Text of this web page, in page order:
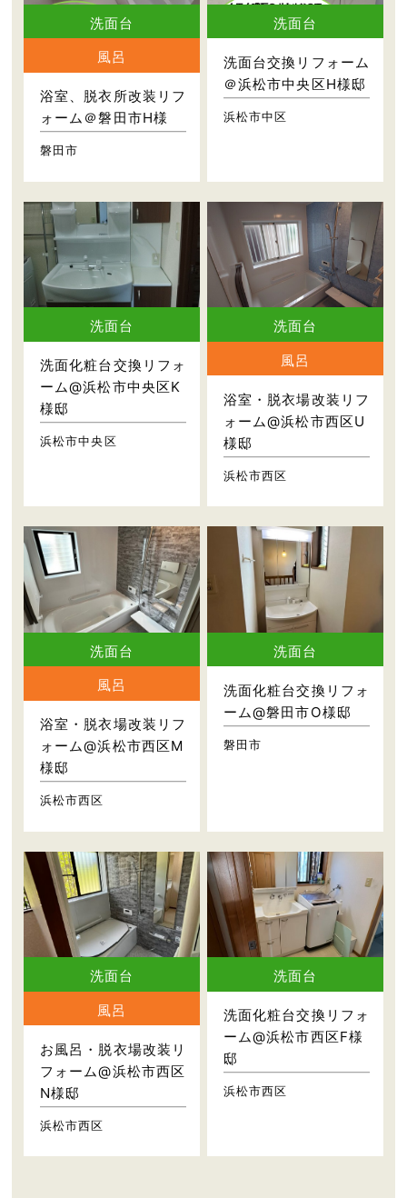
洗面台
風呂
浴室、脱衣所改装リフ
ォーム＠磐田市H様
磐田市
洗面台
洗面台交換リフォーム
＠浜松市中央区H様邸
浜松市中区
洗面台
洗面化粧台交換リフォ
ーム@浜松市中央区K
様邸
浜松市中央区
洗面台
風呂
浴室・脱衣場改装リフ
ォーム@浜松市西区U
様邸
浜松市西区
洗面台
風呂
浴室・脱衣場改装リフ
ォーム@浜松市西区M
様邸
浜松市西区
洗面台
洗面化粧台交換リフォ
ーム@磐田市O様邸
磐田市
洗面台
風呂
お風呂・脱衣場改装リ
フォーム@浜松市西区
N様邸
浜松市西区
洗面台
洗面化粧台交換リフォ
ーム@浜松市西区F様
邸
浜松市西区